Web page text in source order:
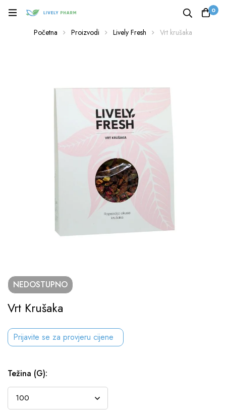
0
Početna Proizvodi Lively Fresh Vrt krušaka
NEDOSTUPNO
Vrt Krušaka
Prijavite se za provjeru cijene
Težina (g):